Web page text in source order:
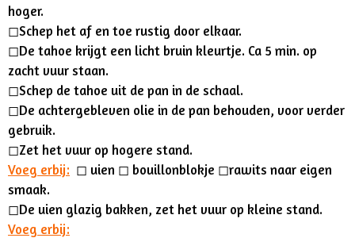
hoger.
◻︎Schep het af en toe rustig door elkaar.
◻︎De tahoe krijgt een licht bruin kleurtje. Ca 5 min. op
zacht vuur staan.
◻︎Schep de tahoe uit de pan in de schaal.
◻︎De achtergebleven olie in de pan behouden, voor verder
gebruik.
◻︎Zet het vuur op hogere stand.
Voeg erbij: ◻︎ uien ◻︎ bouillonblokje ◻︎rawits naar eigen
smaak.
◻︎De uien glazig bakken, zet het vuur op kleine stand.
Voeg erbij: